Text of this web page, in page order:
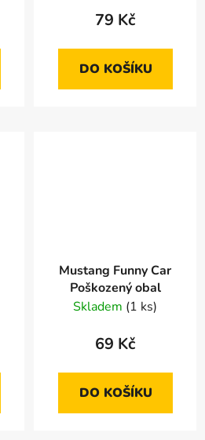
79 Kč
DO KOŠÍKU
Mustang Funny Car
Poškozený obal
Skladem (1 ks)
69 Kč
DO KOŠÍKU